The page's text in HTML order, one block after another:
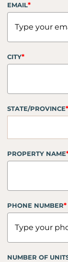
EMAIL*
CITY*
STATE/PROVINCE*
PROPERTY NAME
PHONE NUMBER*
NUMBER OF